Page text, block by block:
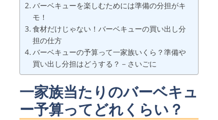
バーベキューを楽しむためには準備の分担がキ
モ！
食材だけじゃない！バーベキューの買い出し分
担の仕方
バーベキューの予算って一家族いくら？準備や
買い出し分担はどうする？－さいごに
一家族当たりのバーベキュ
ー予算ってどれくらい？